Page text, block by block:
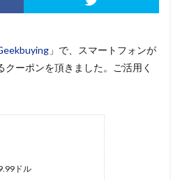
」で、スマートフォンが
ーポンを頂きました。ご活用く
ドル